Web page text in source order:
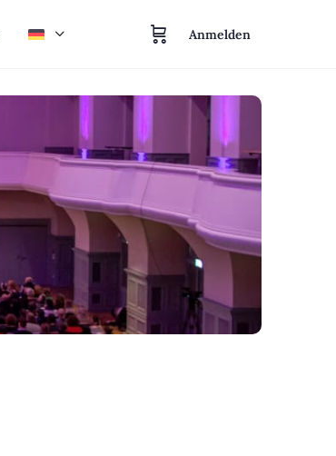
Anmelden